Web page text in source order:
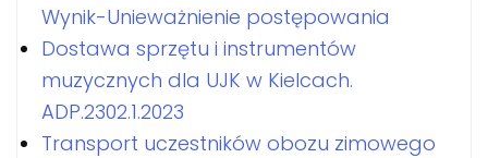
Wynik-Unieważnienie postępowania
Dostawa sprzętu i instrumentów
muzycznych dla UJK w Kielcach.
ADP.2302.1.2023
Transport uczestników obozu zimowego